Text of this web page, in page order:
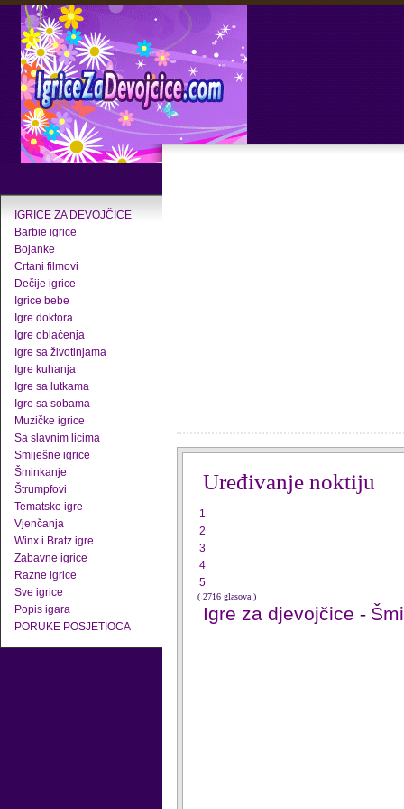
IGRICE ZA DEVOJČICE
Barbie igrice
Bojanke
Crtani filmovi
Dečije igrice
Igrice bebe
Igre doktora
Igre oblačenja
Igre sa životinjama
Igre kuhanja
Igre sa lutkama
Igre sa sobama
Muzičke igrice
Sa slavnim licima
Smiješne igrice
Šminkanje
Štrumpfovi
Tematske igre
Vjenčanja
Winx i Bratz igre
Zabavne igrice
Razne igrice
Sve igrice
Popis igara
PORUKE POSJETIOCA
Uređivanje noktiju
1
2
3
4
5
( 2716 glasova )
Igre za djevojčice -